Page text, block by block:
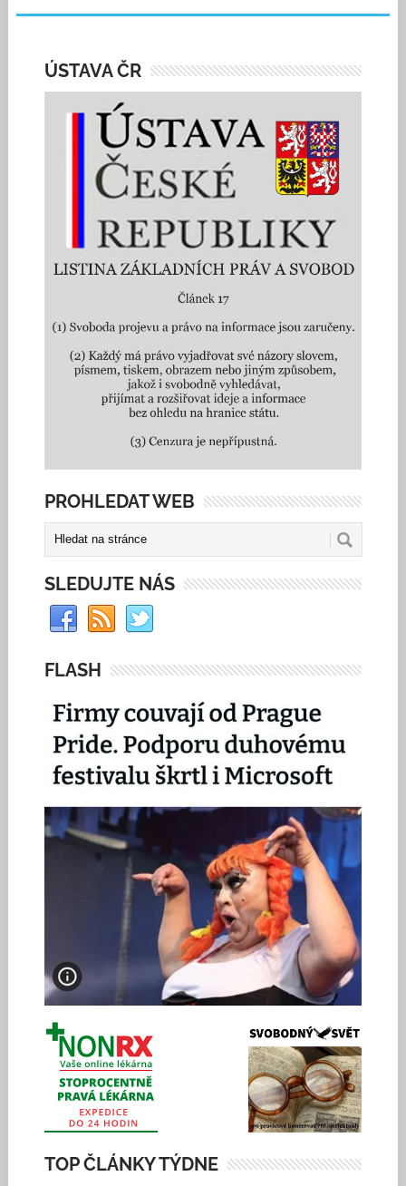
ÚSTAVA ČR
PROHLEDAT WEB
SLEDUJTE NÁS
FLASH
TOP ČLÁNKY TÝDNE